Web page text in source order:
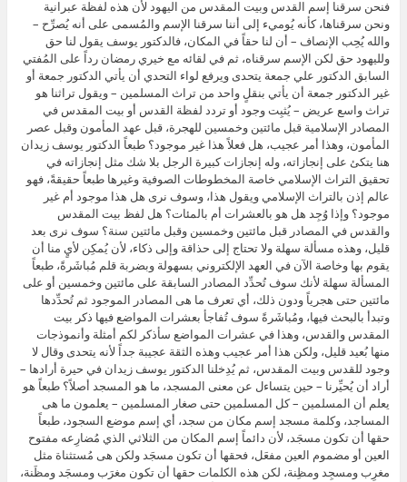
فنحن سرقنا إسم القدس وبيت المقدس من اليهود لأن هذه لفظة عبرانية
ونحن سرقناها، كأنه يُوميء إلى أننا سرقنا الإسم والمُسمى على أنه يُصرِّح –
والله يُحِب الإنصاف – أن لنا حقاً في المكان، فالدكتور يوسف يقول لنا حق
ولليهود حق لكن الإسم سرقناه، ثم في لقائه مع خيري رمضان رداً على المُفتي
السابق الدكتور علي جمعة يتحدى ويرفع لواء التحدي أن يأتي الدكتور جمعة أو
غير الدكتور جمعة أن يأتي بنقلٍ واحد من تراث المسلمين – ويقول تراثنا هو
تراث واسع عريض – يُثبِت وجود أو تردد لفظة القدس أو بيت المقدس في
المصادر الإسلامية قبل مائتين وخمسين للهجرة، قبل عهد المأمون وقبل عصر
المأمون، وهذا أمر عجيب، هل فعلاً هذا غير موجود؟ طبعاً الدكتور يوسف زيدان
هنا يتكئ على إنجازاته، وله إنجازات كبيرة الرجل بلا شك مثل إنجازاته في
تحقيق التراث الإسلامي خاصة المخطوطات الصوفية وغيرها طبعاً حقيقةً، فهو
عالم إذن بالتراث الإسلامي ويقول هذا، وسوف نرى هل هذا موجود أم غير
موجود؟ وإذا وُجِد هل هو بالعشرات أم بالمئات؟ هل لفظ بيت المقدس
والقدس في المصادر قبل مائتين وخمسين وقبل مائتين سنة؟ سوف نرى بعد
قليل، وهذه مسألة سهلة ولا تحتاج إلى حذاقة وإلى ذكاء، لأن يُمكِن لأيٍ منا أن
يقوم بها وخاصة الآن في العهد الإلكتروني بسهولة وبضربة قلم مُباشَرةً، طبعاً
المسألة سهلة لأنك سوف تُحدِّد المصادر السابقة على مائتين وخمسين أو على
مائتين حتى هجرياً ودون ذلك، أي تعرف ما هى المصادر الموجود ثم تُحدِّدها
وتبدأ بالبحث فيها، ومُباشَرةً سوف تُفاجأ بعشرات المواضع فيها ذكر بيت
المقدس والقدس، وهذا في عشرات المواضع سأذكر لكم أمثلة وأنموذجات
منها بُعيد قليل، ولكن هذا أمر عجيب وهذه الثقة عجيبة جداً لأنه يتحدى وقال لا
وجود للقدس وبيت المقدس، ثم يُدِخلنا الدكتور يوسف زيدان في حيرة أرادها –
أراد أن يُحيِّرنا – حين يتساءل عن معنى المسجد، ما هو المسجد أصلاً؟ طبعاً هو
يعلم أن المسلمين – كل المسلمين حتى صغار المسلمين – يعلمون ما هى
المساجد، وكلمة مسجد إسم مكان من سجد، أي إسم موضع السجود، طبعاً
حقها أن تكون مسجَد، لأن دائماً إسم المكان من الثلاثي الذي مُضارِعه مفتوح
العين أو مضموم العين مفعَل، فحقها أن تكون مسجَد ولكن هى مُستثناة مثل
مغرِب ومسجِد ومظِنة، لكن هذه الكلمات حقها أن تكون مغرَب ومسجَد ومظَنة،